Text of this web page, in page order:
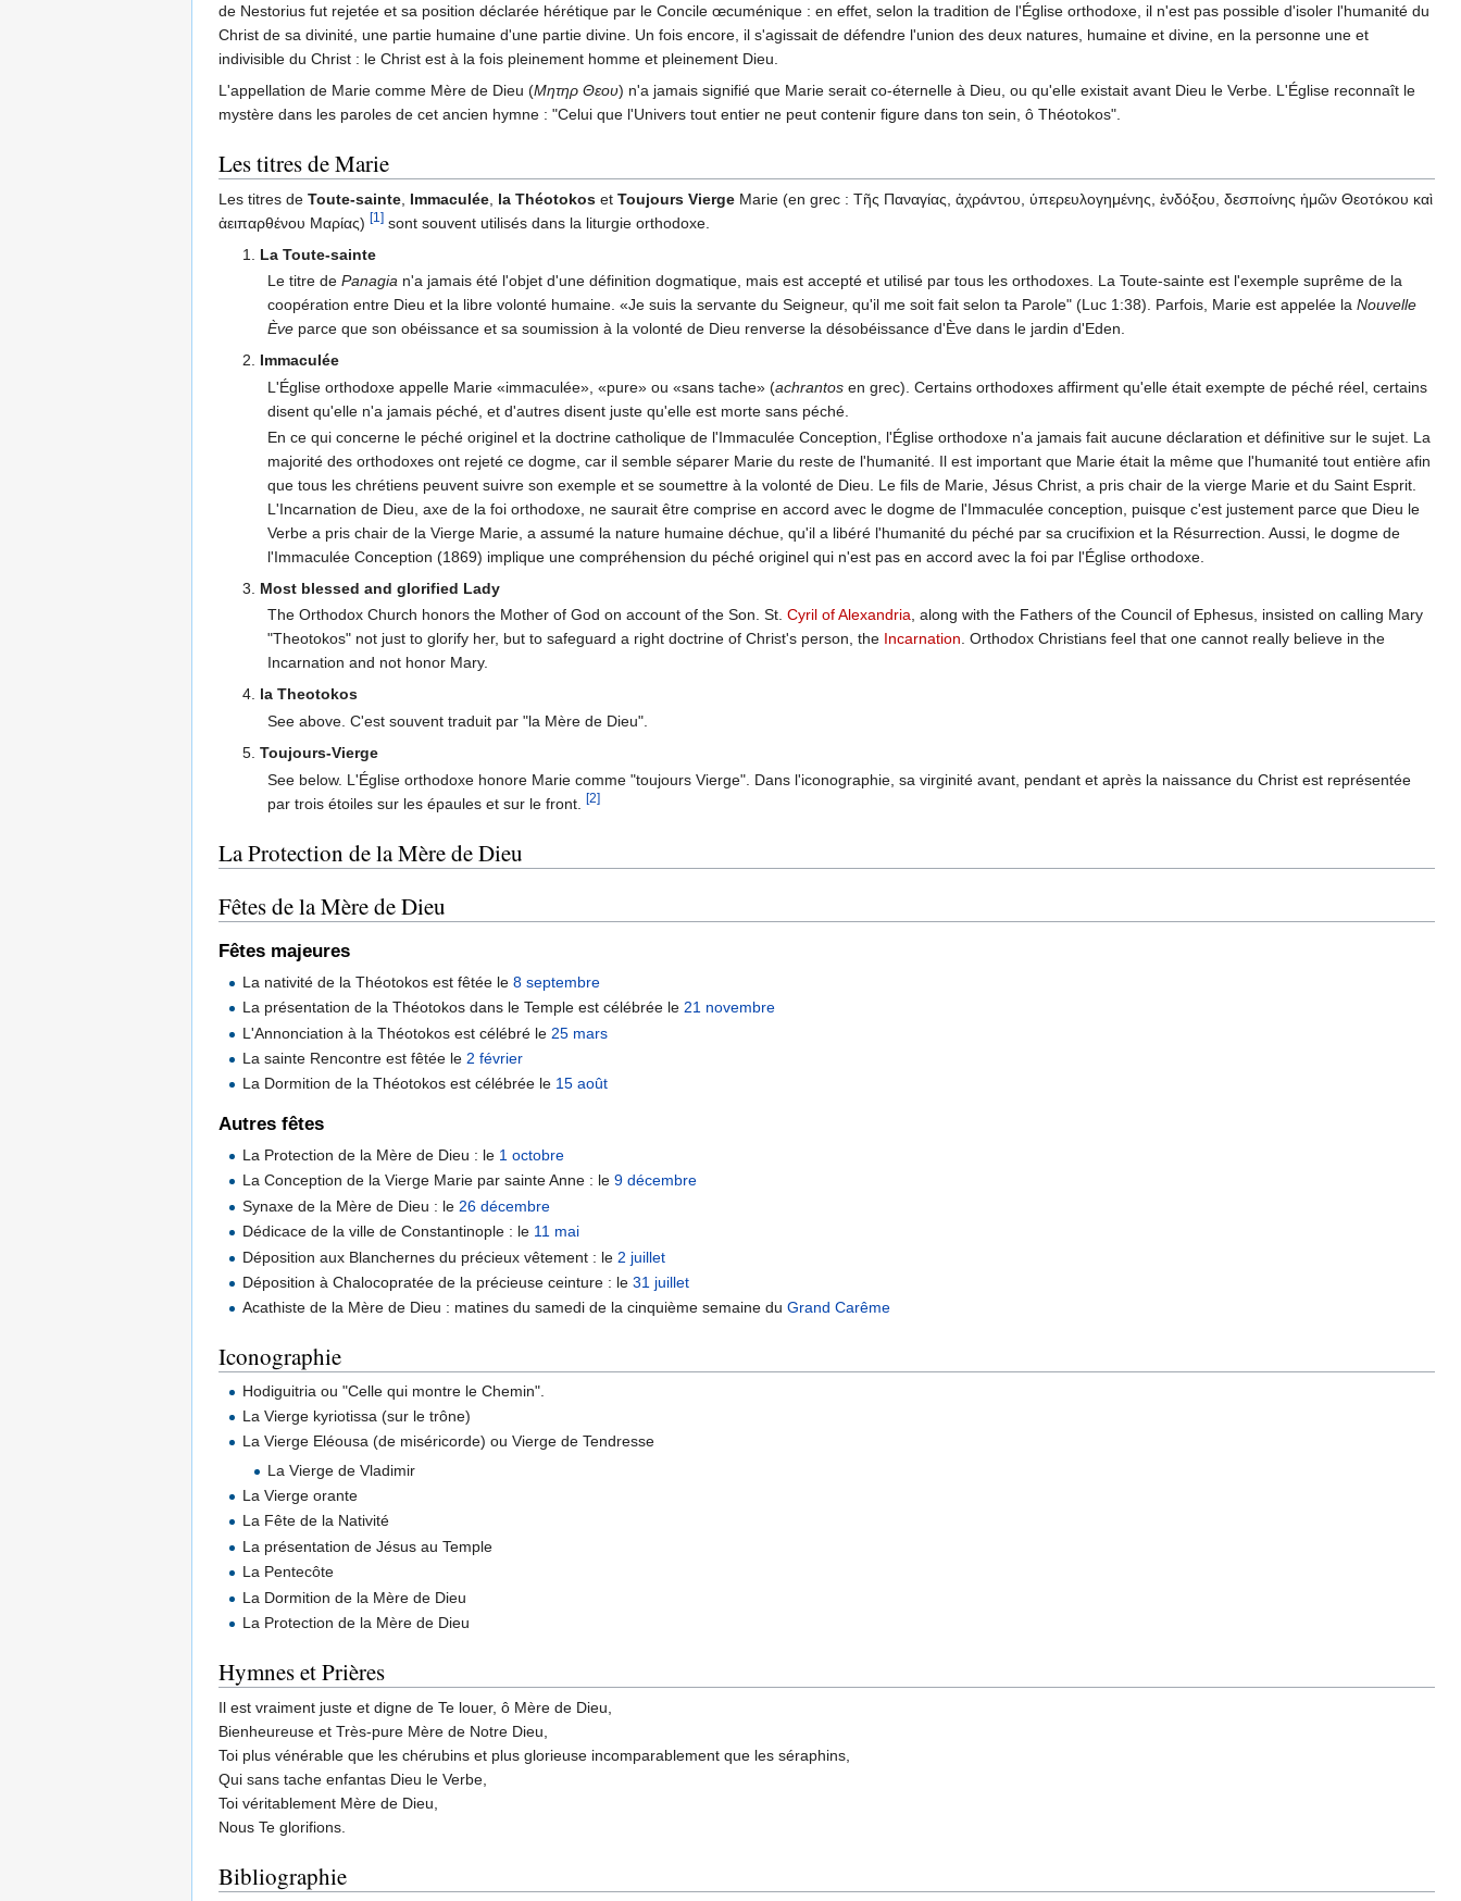
de Nestorius fut rejetée et sa position déclarée hérétique par le Concile œcuménique : en effet, selon la tradition de l'Église orthodoxe, il n'est pas possible d'isoler l'humanité du
Christ de sa divinité, une partie humaine d'une partie divine. Un fois encore, il s'agissait de défendre l'union des deux natures, humaine et divine, en la personne une et
indivisible du Christ : le Christ est à la fois pleinement homme et pleinement Dieu.
L'appellation de Marie comme Mère de Dieu (Μητηρ Θεου) n'a jamais signifié que Marie serait co-éternelle à Dieu, ou qu'elle existait avant Dieu le Verbe. L'Église reconnaît le
mystère dans les paroles de cet ancien hymne : "Celui que l'Univers tout entier ne peut contenir figure dans ton sein, ô Théotokos".
Les titres de Marie
Les titres de Toute-sainte Immaculée la Théotokos et Toujours Vierge Marie (en grec : Τῆς Παναγίας, ἀχράντου, ὑπερευλογημένης, ἐνδόξου, δεσποίνης ἡμῶν Θεοτόκου καὶ
ἀειπαρθένου Μαρίας) [1] sont souvent utilisés dans la liturgie orthodoxe.
1. La Toute-sainte
Le titre de Panagian'a jamais été l'objet d'une définition dogmatique, mais est accepté et utilisé par tous les orthodoxes. La Toute-sainte est l'exemple suprême de la
coopération entre Dieu et la libre volonté humaine. «Je suis la servante du Seigneur, qu'il me soit fait selon ta Parole" (Luc 1:38). Parfois, Marie est appelée la Nouvelle
Èveparce que son obéissance et sa soumission à la volonté de Dieu renverse la désobéissance d'Ève dans le jardin d'Eden.
2. Immaculée
L'Église orthodoxe appelle Marie «immaculée», «pure» ou «sans tache» (achrantosen grec). Certains orthodoxes affirment qu'elle était exempte de péché réel, certains
disent qu'elle n'a jamais péché, et d'autres disent juste qu'elle est morte sans péché.
En ce qui concerne le péché originel et la doctrine catholique de l'Immaculée Conception, l'Église orthodoxe n'a jamais fait aucune déclaration et définitive sur le sujet. La
majorité des orthodoxes ont rejeté ce dogme, car il semble séparer Marie du reste de l'humanité. Il est important que Marie était la même que l'humanité tout entière afin
que tous les chrétiens peuvent suivre son exemple et se soumettre à la volonté de Dieu. Le fils de Marie, Jésus Christ, a pris chair de la vierge Marie et du Saint Esprit.
L'Incarnation de Dieu, axe de la foi orthodoxe, ne saurait être comprise en accord avec le dogme de l'Immaculée conception, puisque c'est justement parce que Dieu le
Verbe a pris chair de la Vierge Marie, a assumé la nature humaine déchue, qu'il a libéré l'humanité du péché par sa crucifixion et la Résurrection. Aussi, le dogme de
l'Immaculée Conception (1869) implique une compréhension du péché originel qui n'est pas en accord avec la foi par l'Église orthodoxe.
3. Most blessed and glorified Lady
The Orthodox Church honors the Mother of God on account of the Son. St. Cyril of Alexandria, along with the Fathers of the Council of Ephesus, insisted on calling Mary
"Theotokos" not just to glorify her, but to safeguard a right doctrine of Christ's person, the Incarnation. Orthodox Christians feel that one cannot really believe in the
Incarnation and not honor Mary.
4. la Theotokos
See above. C'est souvent traduit par "la Mère de Dieu".
5.Toujours-Vierge
See below. L'Église orthodoxe honore Marie comme "toujours Vierge". Dans l'iconographie, sa virginité avant, pendant et après la naissance du Christ est représentée
par trois étoiles sur les épaules et sur le front.
[2]
La Protection de la Mère de Dieu
Fêtes de la Mère de Dieu
Fêtes majeures
La nativité de la Théotokos est fêtée le8 septembre
La présentation de la Théotokos dans le Temple est célébrée le21 novembre
L'Annonciation à la Théotokos est célébré le 25 mars
La sainte Rencontre est fêtée le 2 février
La Dormition de la Théotokos est célébrée le 15 août
Autres fêtes
La Protection de la Mère de Dieu : le 1 octobre
La Conception de la Vierge Marie par sainte Anne : le9 décembre
Synaxe de la Mère de Dieu : le 26 décembre
Dédicace de la ville de Constantinople : le 11 mai
Déposition aux Blanchernes du précieux vêtement : le 2 juillet
Déposition à Chalocopratée de la précieuse ceinture : le31 juillet
Acathiste de la Mère de Dieu : matines du samedi de la cinquième semaine duGrand Carême
Iconographie
Hodiguitria ou "Celle qui montre le Chemin".
La Vierge kyriotissa (sur le trône)
La Vierge Eléousa (de miséricorde) ou Vierge de Tendresse
La Vierge de Vladimir
La Vierge orante
La Fête de la Nativité
La présentation de Jésus au Temple
La Pentecôte
La Dormition de la Mère de Dieu
La Protection de la Mère de Dieu
Hymnes et Prières
Il est vraiment juste et digne de Te louer, ô Mère de Dieu,
Bienheureuse et Très-pure Mère de Notre Dieu,
Toi plus vénérable que les chérubins et plus glorieuse incomparablement que les séraphins,
Qui sans tache enfantas Dieu le Verbe,
Toi véritablement Mère de Dieu,
Nous Te glorifions.
Bibliographie